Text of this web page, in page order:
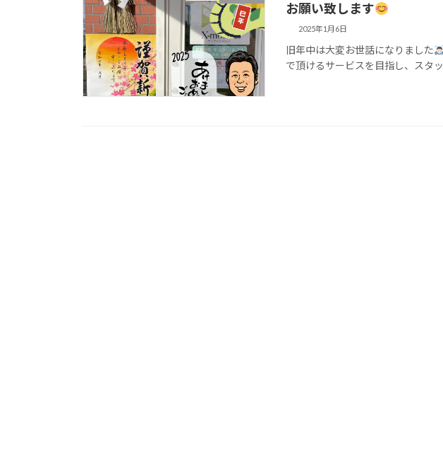
お願い致します
2025年1月6日
旧年中は大変お世話になりました
で頂けるサービスを目指し、スタ